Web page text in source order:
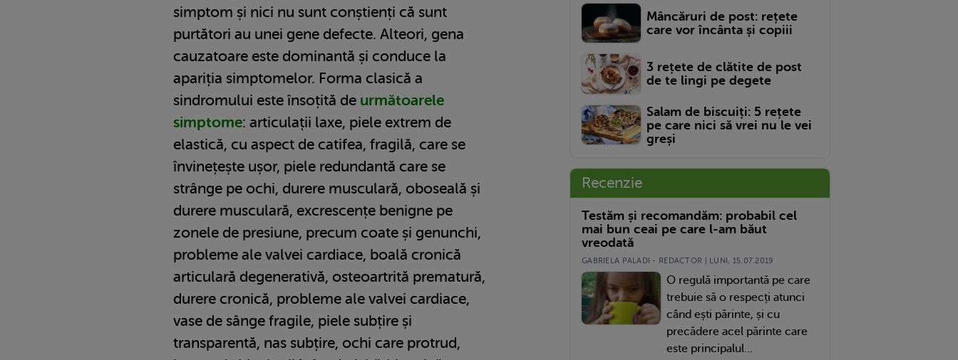
simptom și nici nu sunt conștienți că sunt
purtători au unei gene defecte. Alteori, gena
cauzatoare este dominantă și conduce la
apariția simptomelor. Forma clasică a
sindromului este însoțită de următoarele
simptome: articulații laxe, piele extrem de
elastică, cu aspect de catifea, fragilă, care se
învinețește ușor, piele redundantă care se
strânge pe ochi, durere musculară, oboseală și
durere musculară, excrescențe benigne pe
zonele de presiune, precum coate și genunchi,
probleme ale valvei cardiace, boală cronică
articulară degenerativă, osteoartrită prematură,
durere cronică, probleme ale valvei cardiace,
vase de sânge fragile, piele subțire și
transparentă, nas subțire, ochi care protrud,
Mâncăruri de post: rețete
care vor încânta și copiii
3 rețete de clătite de post
de te lingi pe degete
Salam de biscuiți: 5 rețete
pe care nici să vrei nu le vei
greși
Recenzie
Testăm și recomandăm: probabil cel
mai bun ceai pe care l-am băut
vreodată
GABRIELA PALADI - REDACTOR | LUNI, 15.07.2019
O regulă importantă pe care
trebuie să o respecți atunci
când ești părinte, și cu
precădere acel părinte care
este principalul...